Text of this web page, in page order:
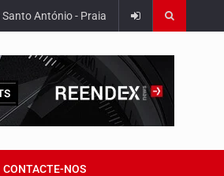
António - Praia
CONTACTE-NOS